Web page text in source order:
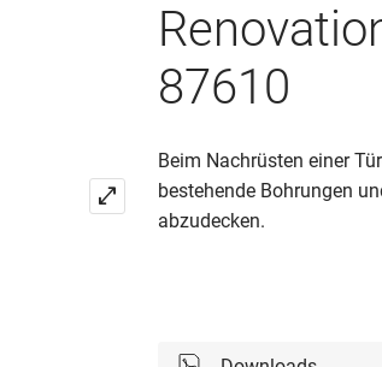
87610
Beim Nachrüsten einer
bestehende Bohrungen
abzudecken.